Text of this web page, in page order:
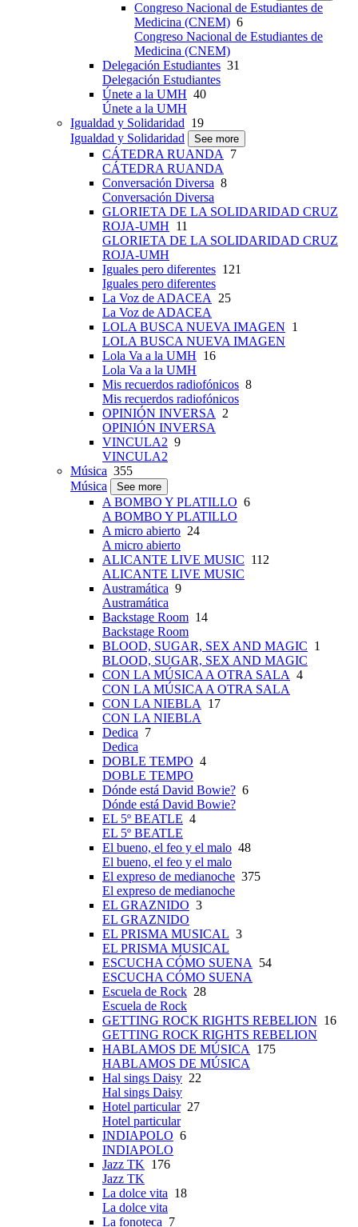
Congreso Nacional de Estudiantes de
Medicina (CNEM) 6
Congreso Nacional de Estudiantes de
Medicina (CNEM)
Delegación Estudiantes 31
Delegación Estudiantes
Únete a la UMH 40
Únete a la UMH
Igualdad y Solidaridad 19
Igualdad y Solidaridad
See more
CÁTEDRA RUANDA
7
CÁTEDRA RUANDA
Conversación Diversa 8
Conversación Diversa
GLORIETA DE LA SOLIDARIDAD CRUZ
ROJA-UMH 11
GLORIETA DE LA SOLIDARIDAD CRUZ
ROJA-UMH
Iguales pero diferentes 121
Iguales pero diferentes
La Voz de ADACEA
25
La Voz de ADACEA
LOLA BUSCA NUEVA IMAGEN 1
LOLA BUSCA NUEVA IMAGEN
Lola Va a la UMH 16
Lola Va a la UMH
Mis recuerdos radiofónicos 8
Mis recuerdos radiofónicos
OPINIÓN INVERSA
2
OPINIÓN INVERSA
VINCULA2 9
VINCULA2
Música 355
Música
See more
A BOMBO Y PLATILLO 6
A BOMBO Y PLATILLO
A micro abierto 24
A micro abierto
ALICANTE LIVE MUSIC 112
ALICANTE LIVE MUSIC
Austramática 9
Austramática
Backstage Room 14
Backstage Room
BLOOD, SUGAR, SEX AND MAGIC 1
BLOOD, SUGAR, SEX AND MAGIC
CON LA MÚSICA A OTRA SALA 4
CON LA MÚSICA A OTRA SALA
CON LA NIEBLA
17
CON LA NIEBLA
Dedica 7
Dedica
DOBLE TEMPO 4
DOBLE TEMPO
Dónde está David Bowie? 6
Dónde está David Bowie?
EL 5º BEATLE 4
EL 5º BEATLE
El bueno, el feo y el malo 48
El bueno, el feo y el malo
El expreso de medianoche 375
El expreso de medianoche
EL GRAZNIDO 3
EL GRAZNIDO
EL PRISMA MUSICAL 3
EL PRISMA MUSICAL
ESCUCHA CÓMO SUENA
54
ESCUCHA CÓMO SUENA
Escuela de Rock 28
Escuela de Rock
GETTING ROCK RIGHTS REBELION 16
GETTING ROCK RIGHTS REBELION
HABLAMOS DE MÚSICA
175
HABLAMOS DE MÚSICA
Hal sings Daisy 22
Hal sings Daisy
Hotel particular27
Hotel particular
INDIAPOLO 6
INDIAPOLO
Jazz TK 176
Jazz TK
La dolce vita 18
La dolce vita
La fonoteca 7